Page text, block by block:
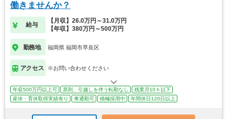
働きませんか？
給与
【月収】26.0万円～31.0万円
【年収】380万円～500万円
勤務地 福岡県 福岡市早良区
アクセス ※お問い合わせください
年収500万円以上可 原則、引越しを伴う転勤なし
残業月10ｈ以下
産休・育休取得実績有り
車通勤可 積極採用中 年間休日120日以上